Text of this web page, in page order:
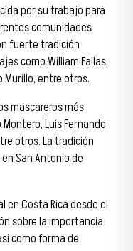
por su trabajo para
comunidades
fuerte tradición
como William Fallas,
Murillo, entre otros.
mascareros más
Luis Fernando
otros. La tradición
San Antonio de
en Costa Rica desde el
sobre la importancia
como forma de